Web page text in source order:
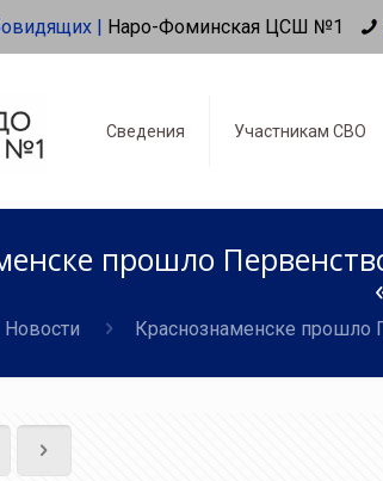
| Наро-Фоминская ЦСШ №1
Сведения Участникам СВО
прошло
Новости Краснознаменске прошло